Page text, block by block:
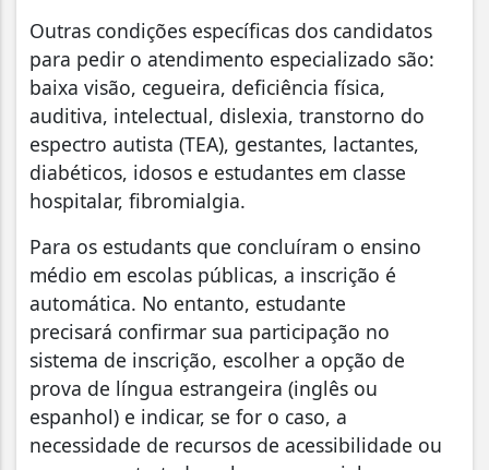
Outras condições específicas dos candidatos
para pedir o atendimento especializado são:
baixa visão, cegueira, deficiência física,
auditiva, intelectual, dislexia, transtorno do
espectro autista (TEA), gestantes, lactantes,
diabéticos, idosos e estudantes em classe
hospitalar, fibromialgia.
Para os estudants que concluíram o ensino
médio em escolas públicas, a inscrição é
automática. No entanto, estudante
precisará confirmar sua participação no
sistema de inscrição, escolher a opção de
prova de língua estrangeira (inglês ou
espanhol) e indicar, se for o caso, a
necessidade de recursos de acessibilidade ou